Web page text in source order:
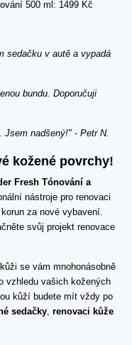
500 ml: 1499 Kč
sedačku v autě a vypadá
bundu. Doporučuji
nadšený!" - Petr N.
kožené povrchy!
Fresh Tónování a
nástroje pro renovaci
za nové vybavení.
svůj projekt renovace
se vám mnohonásobně
vzhledu vašich kožených
kůží budete mít vždy po
sedačky, renovaci kůže